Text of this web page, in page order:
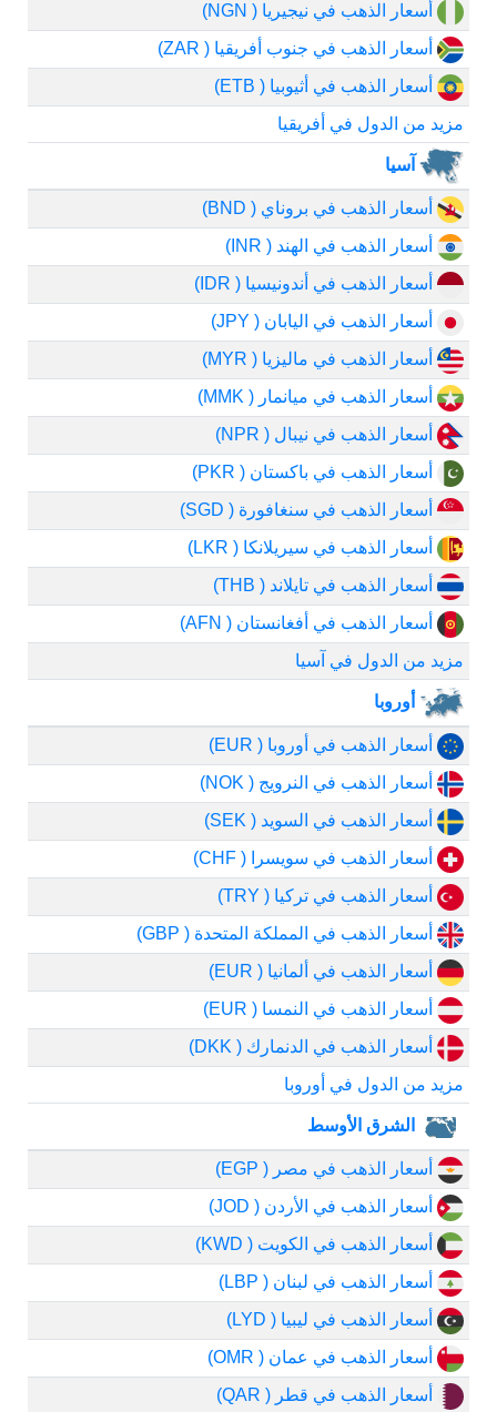
أسعار الذهب في نيجيريا ( NGN)
أسعار الذهب في جنوب أفريقيا ( ZAR)
أسعار الذهب في أثيوبيا ( ETB)
مزيد من الدول في أفريقيا
آسيا
أسعار الذهب في بروناي ( BND)
أسعار الذهب في الهند ( INR)
أسعار الذهب في أندونيسيا ( IDR)
أسعار الذهب في اليابان ( JPY)
أسعار الذهب في ماليزيا ( MYR)
أسعار الذهب في ميانمار ( MMK)
أسعار الذهب في نيبال ( NPR)
أسعار الذهب في باكستان ( PKR)
أسعار الذهب في سنغافورة ( SGD)
أسعار الذهب في سيريلانكا ( LKR)
أسعار الذهب في تايلاند ( THB)
أسعار الذهب في أفغانستان ( AFN)
مزيد من الدول في آسيا
أوروبا
أسعار الذهب في أوروبا ( EUR)
أسعار الذهب في النرويج ( NOK)
أسعار الذهب في السويد ( SEK)
أسعار الذهب في سويسرا ( CHF)
أسعار الذهب في تركيا ( TRY)
أسعار الذهب في المملكة المتحدة ( GBP)
أسعار الذهب في ألمانيا ( EUR)
أسعار الذهب في النمسا ( EUR)
أسعار الذهب في الدنمارك ( DKK)
مزيد من الدول في أوروبا
الشرق الأوسط
أسعار الذهب في مصر ( EGP)
أسعار الذهب في الأردن ( JOD)
أسعار الذهب في الكويت ( KWD)
أسعار الذهب في لبنان ( LBP)
أسعار الذهب في ليبيا ( LYD)
أسعار الذهب في عمان ( OMR)
أسعار الذهب في قطر ( QAR)